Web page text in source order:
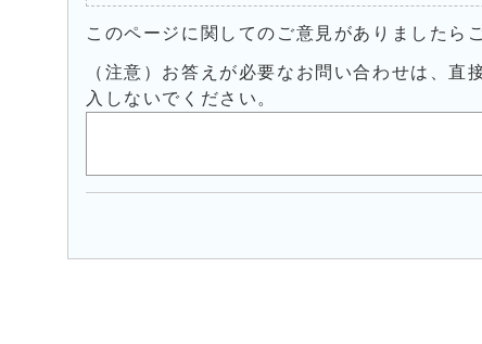
このページに関してのご意見がありましたら
（注意）お答えが必要なお問い合わせは、
入しないでください。